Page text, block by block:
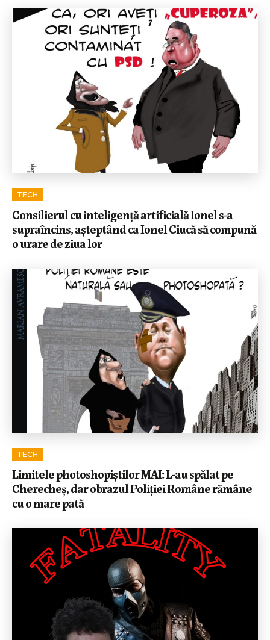
TECH
Consilierul cu inteligență artificială Ionel s-a
supraîncins, așteptând ca Ionel Ciucă să compună
o urare de ziua lor
TECH
Limitele photoshopiștilor MAI: L-au spălat pe
Cherecheș, dar obrazul Poliției Române rămâne
cu o mare pată